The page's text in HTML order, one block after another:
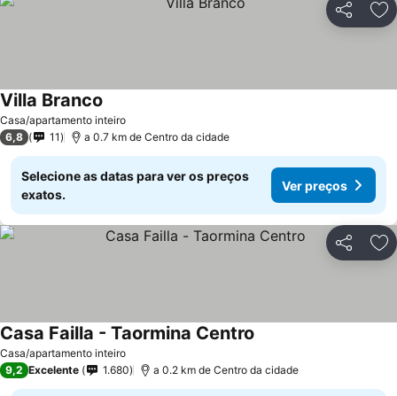
Partilhar
Casa/apartamento inteiro
Villa Branco
6,8 11 a 0.7 km de Centro da cidade
Selecione as datas para ver os preços
exatos.
Ver preços
Partilhar
Casa/apartamento inteiro
Casa Failla - Taormina Centro
9,2 Excelente 1.680 a 0.2 km de Centro da cidade